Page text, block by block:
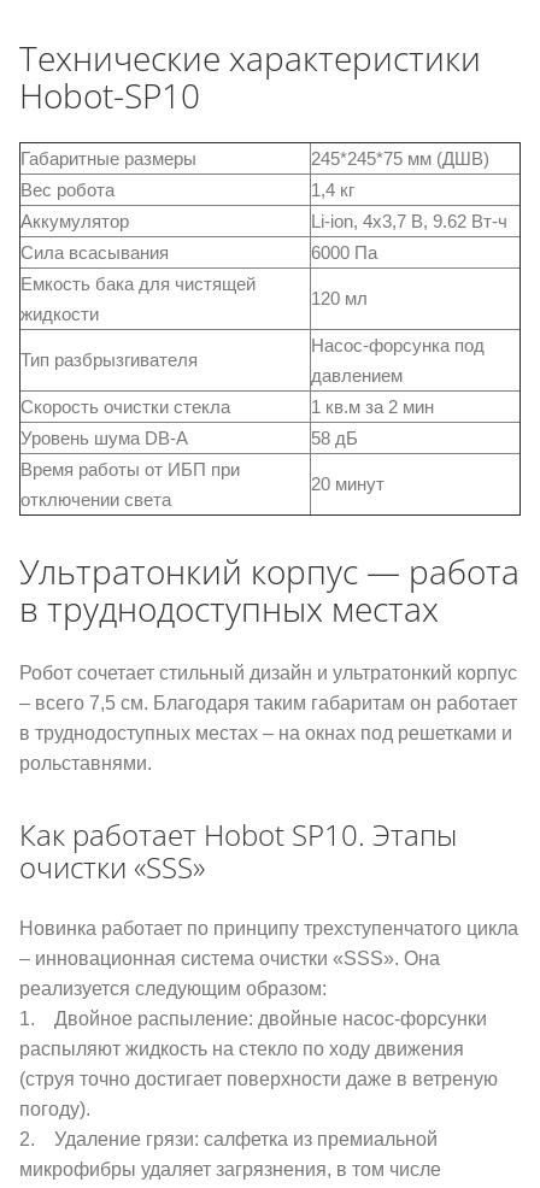
Технические характеристики
Hobot-SP10
Габаритные размеры
245*245*75 мм (ДШВ)
Вес робота
1,4 кг
Аккумулятор
Li-ion, 4x3,7 В, 9.62 Вт-ч
Cила всасывания
6000 Па
Емкость бака для чистящей
жидкости
120 мл
Тип разбрызгивателя
Насос-форсунка под
давлением
Скорость очистки стекла
1 кв.м за 2 мин
Уровень шума DB-A
58 дБ
Время работы от ИБП при
отключении света
20 минут
Ультратонкий корпус — работа
в труднодоступных местах
Робот сочетает стильный дизайн и ультратонкий корпус
– всего 7,5 см. Благодаря таким габаритам он работает
в труднодоступных местах – на окнах под решетками и
рольставнями.
Как работает Hobot SP10. Этапы
очистки «SSS»
Новинка работает по принципу трехступенчатого цикла
– инновационная система очистки «SSS». Она
реализуется следующим образом:
1. Двойное распыление: двойные насос-форсунки
распыляют жидкость на стекло по ходу движения
(струя точно достигает поверхности даже в ветреную
погоду).
2. Удаление грязи: салфетка из премиальной
микрофибры удаляет загрязнения, в том числе